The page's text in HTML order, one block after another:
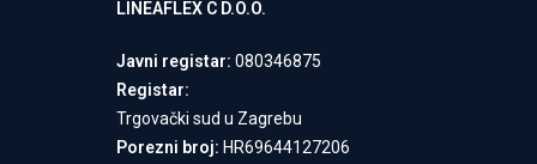
LINEAFLEX C D.O.O.
Javni registar: 080346875
Registar:
Trgovački sud u Zagrebu
Porezni broj: HR69644127206